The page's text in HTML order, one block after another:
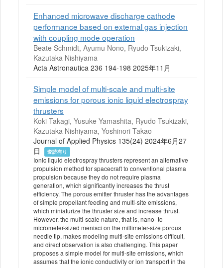
Enhanced microwave discharge cathode
performance based on external gas injection
with coupling mode operation
Beate Schmidt, Ayumu Nono, Ryudo Tsukizaki,
Kazutaka Nishiyama
Acta Astronautica 236 194-198 2025年11月
Simple model of multi-scale and multi-site
emissions for porous ionic liquid electrospray
thrusters
Koki Takagi, Yusuke Yamashita, Ryudo Tsukizaki,
Kazutaka Nishiyama, Yoshinori Takao
Journal of Applied Physics 135(24) 2024年6月27
日
査読有り
Ionic liquid electrospray thrusters represent an alternative
propulsion method for spacecraft to conventional plasma
propulsion because they do not require plasma
generation, which significantly increases the thrust
efficiency. The porous emitter thruster has the advantages
of simple propellant feeding and multi-site emissions,
which miniaturize the thruster size and increase thrust.
However, the multi-scale nature, that is, nano- to
micrometer-sized menisci on the millimeter-size porous
needle tip, makes modeling multi-site emissions difficult,
and direct observation is also challenging. This paper
proposes a simple model for multi-site emissions, which
assumes that the ionic conductivity or ion transport in the